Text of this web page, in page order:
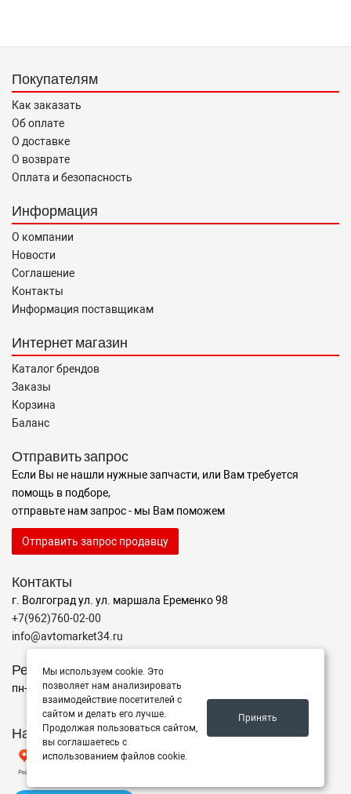
Покупателям
Как заказать
Об оплате
О доставке
О возврате
Оплата и безопасность
Информация
О компании
Новости
Соглашение
Контакты
Информация поставщикам
Интернет магазин
Каталог брендов
Заказы
Корзина
Баланс
Отправить запрос
Если Вы не нашли нужные запчасти, или Вам требуется
помощь в подборе,
отправьте нам запрос - мы Вам поможем
Отправить запрос продавцу
Контакты
г. Волгоград ул. ул. маршала Еременко 98
+7(962)760-02-00
info@avtomarket34.ru
Режим работы
пн-пт с 10:00 до 15:00, Сб-Вс выходной
Наш рейтинг на Яндексе
Мы используем cookie. Это
позволяет нам анализировать
взаимодействие посетителей с
сайтом и делать его лучше.
Продолжая пользоваться сайтом,
вы соглашаетесь с
использованием файлов cookie.
Принять